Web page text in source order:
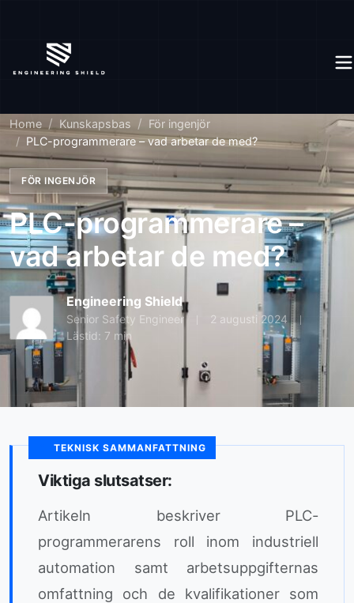
Home Kunskapsbas
För ingenjör
PLC-programmerare – vad arbetar de med?
FÖR INGENJÖR
PLC-programmerare –
vad arbetar de med?
Engineering Shield
Senior Safety Engineer
2 augusti 2024
Lästid: 7 min
TEKNISK SAMMANFATTNING
Viktiga slutsatser:
Artikeln beskriver PLC-
programmerarens roll inom industriell
automation samt arbetsuppgifternas
omfattning och de kvalifikationer som